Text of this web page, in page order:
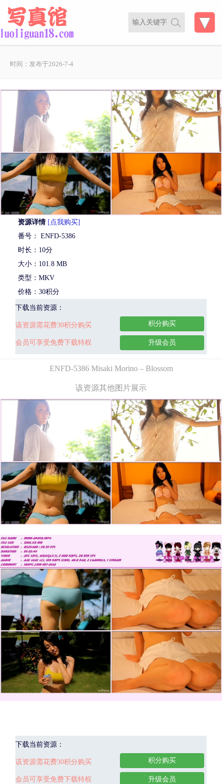
时间：发布于2026-7-4
资源详情 [点我购买]
番号： ENFD-5386
时长：10分
大小：101.8 MB
类型：MKV
价格：30积分
下载当前资源：
该资源需花费30积分购买
会员可享受免费下载特权
积分购买
升级会员
ENFD-5386 Misaki Morino – Blossom
该资源其他图片展示
下载当前资源：
该资源需花费30积分购买
会员可享受免费下载特权
积分购买
升级会员